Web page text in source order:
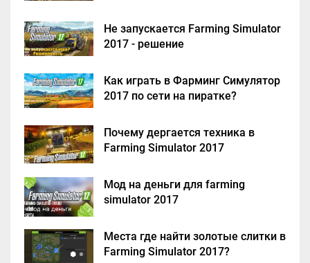
Не запускается Farming Simulator
2017 - решение
Как играть в Фарминг Симулятор
2017 по сети на пиратке?
Почему дергается техника в
Farming Simulator 2017
Мод на деньги для farming
simulator 2017
Места где найти золотые слитки в
Farming Simulator 2017?